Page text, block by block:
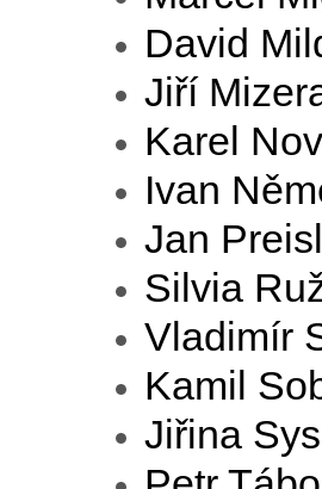
David
Jiří
Karel
Ivan
Jan
Silvia
Vladimír
Kamil
Jiřina